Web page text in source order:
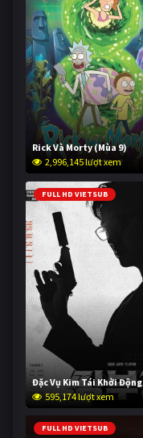
Rick Và Morty (Mùa 9)
2,996,145 lượt xem
FULL HD VIETSUB
Đặc Vụ Kim Tái Khởi Động
595,174 lượt xem
FULL HD VIETSUB